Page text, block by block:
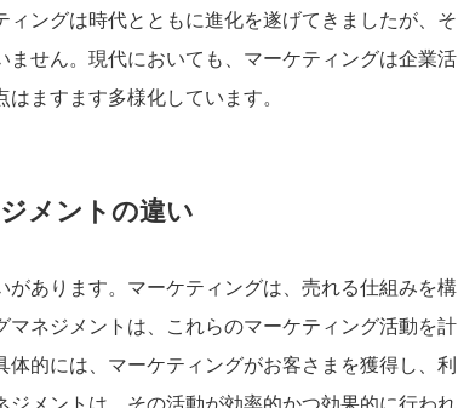
ングは時代とともに進化を遂げてきましたが、そ
せん。現代においても、マーケティングは企業活
ますます多様化しています。
メントの違い
あります。マーケティングは、売れる仕組みを構
ネジメントは、これらのマーケティング活動を計
的には、マーケティングがお客さまを獲得し、利
メントは、その活動が効率的かつ効果的に行われ